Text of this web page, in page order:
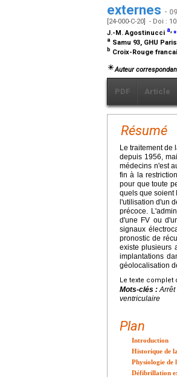
externes -
[24-000-C-20] - Doi :
J.-M. Agostinucci a,⁎
a Samu 93, GHU
b Croix-Rouge
Auteur
PDF Article
Résumé
Le traitement de
depuis 1956,
médecins n'est
fin à la
pour que toute
quels que soient
l'utilisation d'un
précoce.
d'une FV ou
signaux
pronostic de
existe plusieurs
implantations
géolocalisation
Le texte complet
Mots-clés :
ventriculaire
Plan
Introduction
Historique de
Physiologie
Défibrillation